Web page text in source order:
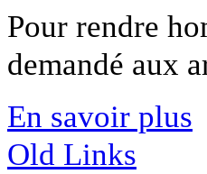
Pour rendre
demandé aux
En savoir plus
Old Links